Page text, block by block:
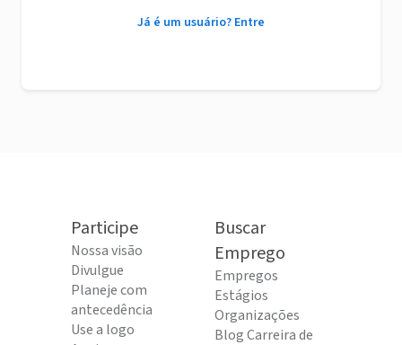
Já é um usuário? Entre
Participe
Nossa visão
Divulgue
Planeje com
antecedência
Use a logo
Buscar
Emprego
Empregos
Estágios
Organizações
Blog Carreira de